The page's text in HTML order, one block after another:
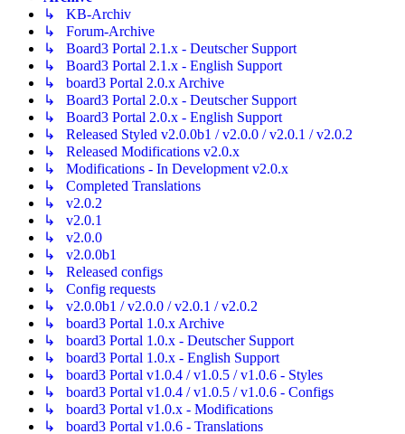
↳ KB-Archiv
↳ Forum-Archive
↳ Board3 Portal 2.1.x - Deutscher Support
↳ Board3 Portal 2.1.x - English Support
↳ board3 Portal 2.0.x Archive
↳ Board3 Portal 2.0.x - Deutscher Support
↳ Board3 Portal 2.0.x - English Support
↳ Released Styled v2.0.0b1 / v2.0.0 / v2.0.1 / v2.0.2
↳ Released Modifications v2.0.x
↳ Modifications - In Development v2.0.x
↳ Completed Translations
↳ v2.0.2
↳ v2.0.1
↳ v2.0.0
↳ v2.0.0b1
↳ Released configs
↳ Config requests
↳ v2.0.0b1 / v2.0.0 / v2.0.1 / v2.0.2
↳ board3 Portal 1.0.x Archive
↳ board3 Portal 1.0.x - Deutscher Support
↳ board3 Portal 1.0.x - English Support
↳ board3 Portal v1.0.4 / v1.0.5 / v1.0.6 - Styles
↳ board3 Portal v1.0.4 / v1.0.5 / v1.0.6 - Configs
↳ board3 Portal v1.0.x - Modifications
↳ board3 Portal v1.0.6 - Translations